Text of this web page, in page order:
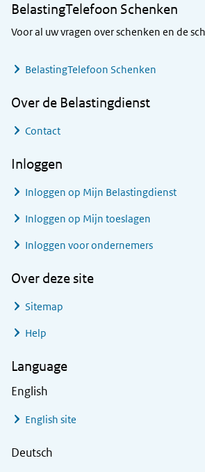
BelastingTelefoon Schenken
Voor al uw vragen over schenken en de
BelastingTelefoon Schenken
Over de Belastingdienst
Contact
Inloggen
Inloggen op Mijn Belastingdienst
Inloggen op Mijn toeslagen
Inloggen voor ondernemers
Over deze site
Sitemap
Help
Language
English
English site
Deutsch